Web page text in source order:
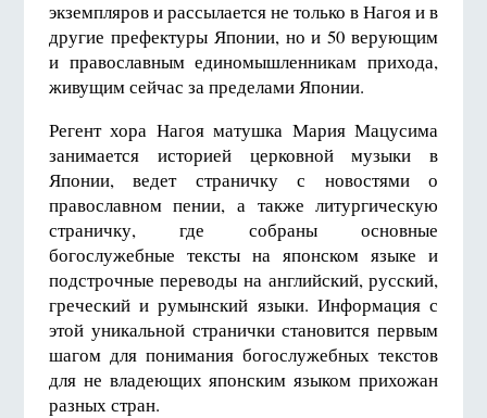
экземпляров и рассылается не только в Нагоя и в
другие префектуры Японии, но и 50 верующим
и православным единомышленникам прихода,
живущим сейчас за пределами Японии.
Регент хора Нагоя матушка Мария Мацусима
занимается историей церковной музыки в
Японии, ведет страничку с новостями о
православном пении, а также литургическую
страничку, где собраны основные
богослужебные тексты на японском языке и
подстрочные переводы на английский, русский,
греческий и румынский языки. Информация с
этой уникальной странички становится первым
шагом для понимания богослужебных текстов
для не владеющих японским языком прихожан
разных стран.